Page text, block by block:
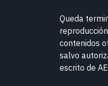
Queda
contenidos
salvo
escrito de